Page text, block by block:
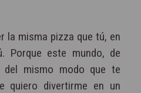
la misma pizza que tú, en
Porque este mundo, de
del mismo modo que te
quiero divertirme en un